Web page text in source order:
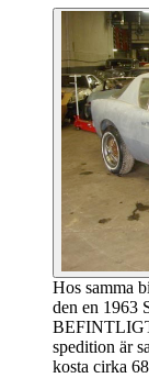
Hos samma
den en 1963
spedition är
kosta cirka